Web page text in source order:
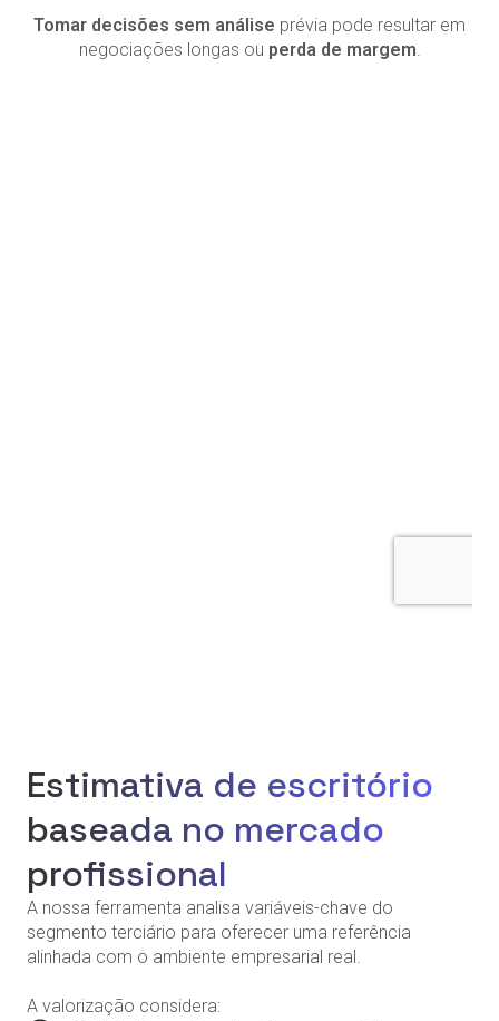
Tomar decisões sem análise prévia pode resultar em
negociações longas ou perda de margem.
Estimativa de escritório
baseada no mercado
profissional
A nossa ferramenta analisa variáveis-chave do
segmento terciário para oferecer uma referência
alinhada com o ambiente empresarial real.
A valorização considera: